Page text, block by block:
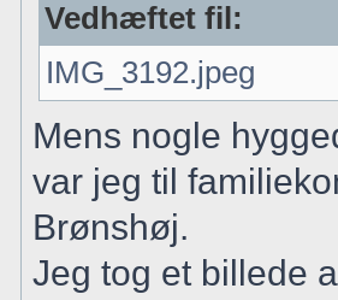
Vedhæftet fil:
IMG_3192.jpeg
Mens nogle
var jeg til
Brønshøj.
Jeg tog et billede